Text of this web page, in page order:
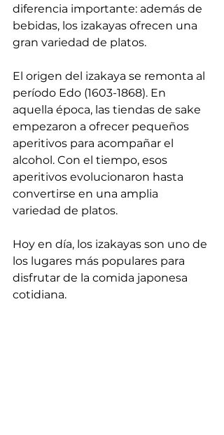
diferencia importante: además de
bebidas, los izakayas ofrecen una
gran variedad de platos.
El origen del izakaya se remonta al
período Edo (1603-1868). En
aquella época, las tiendas de sake
empezaron a ofrecer pequeños
aperitivos para acompañar el
alcohol. Con el tiempo, esos
aperitivos evolucionaron hasta
convertirse en una amplia
variedad de platos.
Hoy en día, los izakayas son uno de
los lugares más populares para
disfrutar de la comida japonesa
cotidiana.